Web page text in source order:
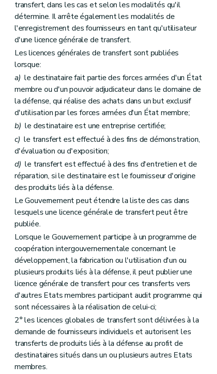
transfert, dans les cas et selon les modalités qu'il
détermine. Il arrête également les modalités de
l'enregistrement des fournisseurs en tant qu'utilisateur
d'une licence générale de transfert.
Les licences générales de transfert sont publiées
lorsque:
a) le destinataire fait partie des forces armées d'un État
membre ou d'un pouvoir adjudicateur dans le domaine de
la défense, qui réalise des achats dans un but exclusif
d'utilisation par les forces armées d'un État membre;
b) le destinataire est une entreprise certifiée;
c) le transfert est effectué à des fins de démonstration,
d'évaluation ou d'exposition;
d) le transfert est effectué à des fins d'entretien et de
réparation, si le destinataire est le fournisseur d'origine
des produits liés à la défense.
Le Gouvernement peut étendre la liste des cas dans
lesquels une licence générale de transfert peut être
publiée.
Lorsque le Gouvernement participe à un programme de
coopération intergouvernementale concernant le
développement, la fabrication ou l'utilisation d'un ou
plusieurs produits liés à la défense, il peut publier une
licence générale de transfert pour ces transferts vers
d'autres Etats membres participant audit programme qui
sont nécessaires à la réalisation de celui-ci;
2° les licences globales de transfert sont délivrées à la
demande de fournisseurs individuels et autorisent les
transferts de produits liés à la défense au profit de
destinataires situés dans un ou plusieurs autres Etats
membres.